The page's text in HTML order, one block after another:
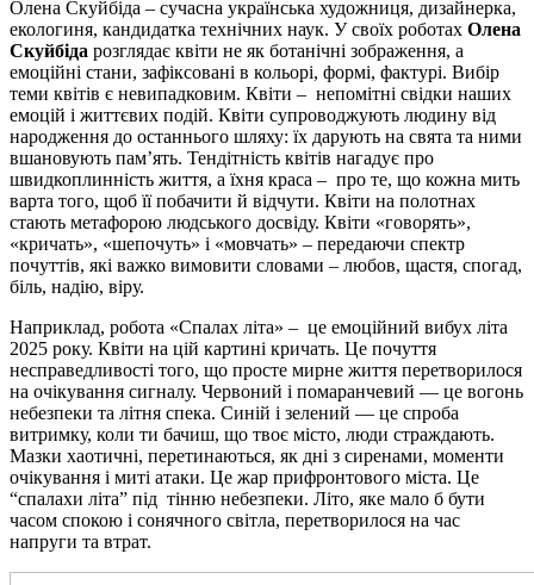
Олена Скуйбіда – сучасна українська художниця, дизайнерка,
екологиня, кандидатка технічних наук. У своїх роботах Олена
Скуйбіда розглядає квіти не як ботанічні зображення, а
емоційні стани, зафіксовані в кольорі, формі, фактурі. Вибір
теми квітів є невипадковим. Квіти – непомітні свідки наших
емоцій і життєвих подій. Квіти супроводжують людину від
народження до останнього шляху: їх дарують на свята та ними
вшановують пам’ять. Тендітність квітів нагадує про
швидкоплинність життя, а їхня краса – про те, що кожна мить
варта того, щоб її побачити й відчути. Квіти на полотнах
стають метафорою людського досвіду. Квіти «говорять»,
«кричать», «шепочуть» і «мовчать» – передаючи спектр
почуттів, які важко вимовити словами – любов, щастя, спогад,
біль, надію, віру.
Наприклад, робота «Спалах літа» – це емоційний вибух літа
2025 року. Квіти на цій картині кричать. Це почуття
несправедливості того, що просте мирне життя перетворилося
на очікування сигналу. Червоний і помаранчевий — це вогонь
небезпеки та літня спека. Синій і зелений — це спроба
витримку, коли ти бачиш, що твоє місто, люди страждають.
Мазки хаотичні, перетинаються, як дні з сиренами, моменти
очікування і миті атаки. Це жар прифронтового міста. Це
“спалахи літа” під тінню небезпеки. Літо, яке мало б бути
часом спокою і сонячного світла, перетворилося на час
напруги та втрат.